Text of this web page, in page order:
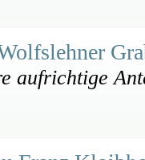
aufrichtige